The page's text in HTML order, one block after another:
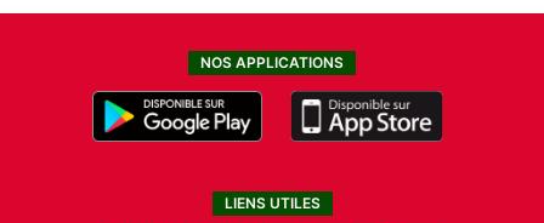
NOS APPLICATIONS
LIENS UTILES